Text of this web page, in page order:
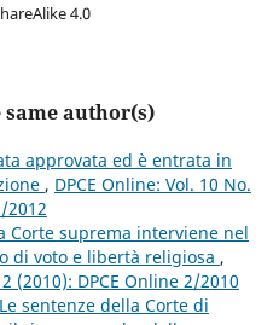
4.0
author(s)
approvata ed è entrata in
, DPCE Online: Vol. 10 No.
2012
Corte suprema interviene nel
di voto e libertà religiosa ,
(2010): DPCE Online 2/2010
Le sentenze della Corte di